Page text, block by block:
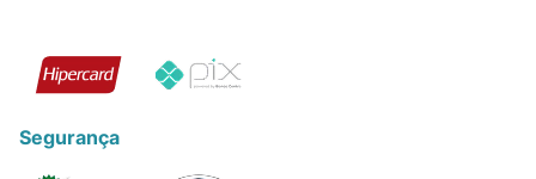
Segurança